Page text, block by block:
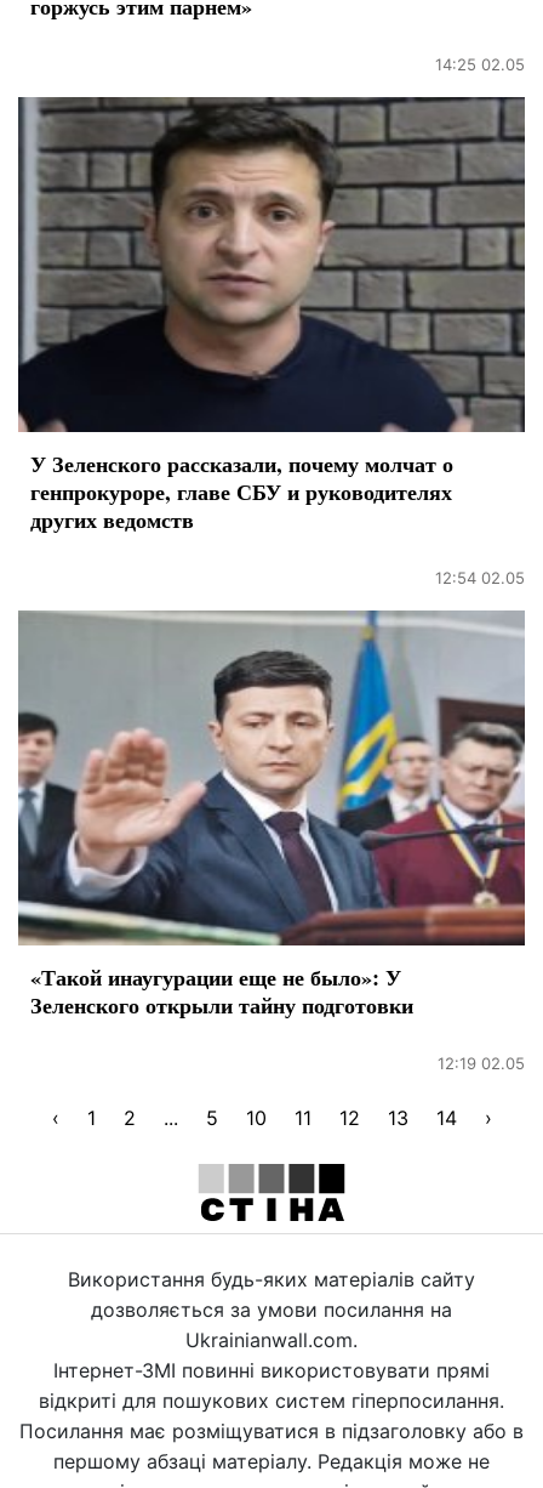
14:25 02.05
У Зеленского рассказали, почему молчат о
генпрокуроре, главе СБУ и руководителях
других ведомств
12:54 02.05
«Такой инаугурации еще не было»: У
Зеленского открыли тайну подготовки
12:19 02.05
‹ 1 2 ... 5 10 11 12 13 14 ›
Використання будь-яких матеріалів сайту
дозволяється за умови посилання на
Ukrainianwall.com.
Інтернет-ЗМІ повинні використовувати прямі
відкриті для пошукових систем гіперпосилання.
Посилання має розміщуватися в підзаголовку або в
першому абзаці матеріалу. Редакція може не